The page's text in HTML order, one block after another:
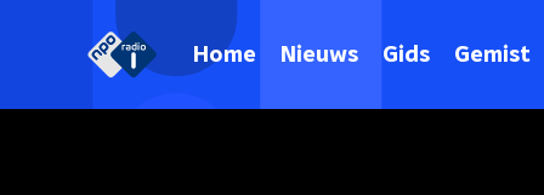
Home Nieuws Gids Gemist